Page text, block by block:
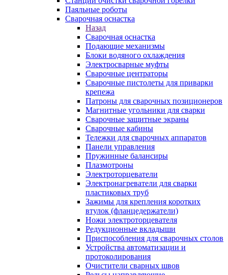
Паяльные роботы
Сварочная оснастка
Назад
Сварочная оснастка
Подающие механизмы
Блоки водяного охлаждения
Электросварные муфты
Сварочные центраторы
Сварочные пистолеты для приварки
крепежа
Патроны для сварочных позиционеров
Магнитные угольники для сварки
Сварочные защитные экраны
Сварочные кабины
Тележки для сварочных аппаратов
Панели управления
Пружинные балансиры
Плазмотроны
Электроторцеватели
Электронагреватели для сварки
пластиковых труб
Зажимы для крепления коротких
втулок (фланцедержатели)
Ножи электроторцевателя
Редукционные вкладыши
Приспособления для сварочных столов
Устройства автоматизации и
протоколирования
Очистители сварных швов